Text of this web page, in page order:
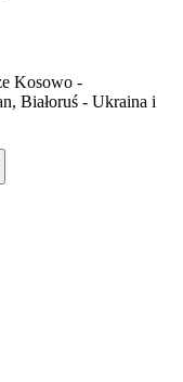
Kosowo -
Białoruś - Ukraina i